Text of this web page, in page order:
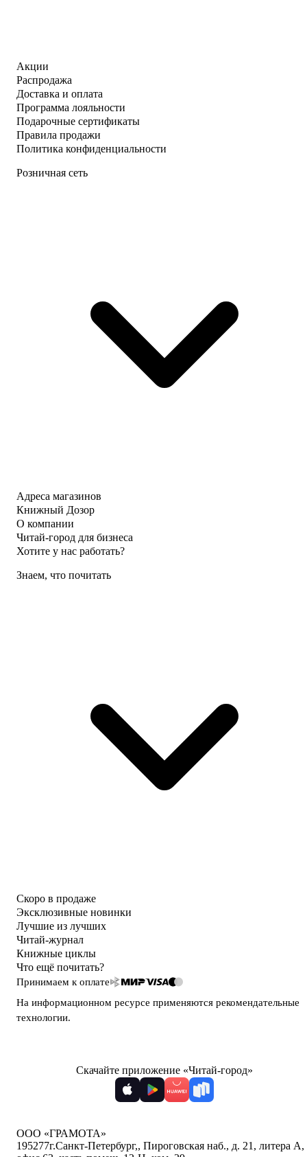
Акции
Распродажа
Доставка и оплата
Программа лояльности
Подарочные сертификаты
Правила продажи
Политика конфиденциальности
Розничная сеть
Адреса магазинов
Книжный Дозор
О компании
Читай-город для бизнеса
Хотите у нас работать?
Знаем, что почитать
Скоро в продаже
Эксклюзивные новинки
Лучшие из лучших
Читай-журнал
Книжные циклы
Что ещё почитать?
Принимаем к оплате
На информационном ресурсе применяются рекомендательные
технологии.
Скачайте приложение «Читай-город»
ООО «ГРАМОТА»
195277г.Санкт-Петербург,, Пироговская наб., д. 21, литера А,